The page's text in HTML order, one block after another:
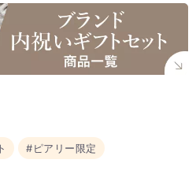
#ピアリー限定